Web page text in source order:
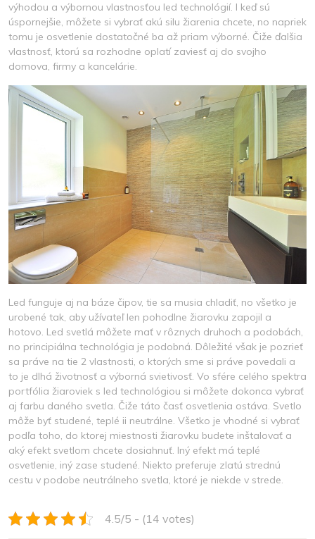
výhodou a výbornou vlastnosťou led technológií. I keď sú
úspornejšie, môžete si vybrať akú silu žiarenia chcete, no napriek
tomu je osvetlenie dostatočné ba až priam výborné. Čiže ďalšia
vlastnosť, ktorú sa rozhodne oplatí zaviesť aj do svojho
domova, firmy a kancelárie.
Led funguje aj na báze čipov, tie sa musia chladiť, no všetko je
urobené tak, aby užívateľ len pohodlne žiarovku zapojil a
hotovo. Led svetlá môžete mať v rôznych druhoch a podobách,
no principiálna technológia je podobná. Dôležité však je pozrieť
sa práve na tie 2 vlastnosti, o ktorých sme si práve povedali a
to je dlhá životnosť a výborná svietivosť. Vo sfére celého spektra
portfólia žiaroviek s led technológiou si môžete dokonca vybrať
aj farbu daného svetla. Čiže táto časť osvetlenia ostáva. Svetlo
môže byť studené, teplé ii neutrálne. Všetko je vhodné si vybrať
podľa toho, do ktorej miestnosti žiarovku budete inštalovať a
aký efekt svetlom chcete dosiahnuť. Iný efekt má teplé
osvetlenie, iný zase studené. Niekto preferuje zlatú strednú
cestu v podobe neutrálneho svetla, ktoré je niekde v strede.
4.5/5 - (14 votes)